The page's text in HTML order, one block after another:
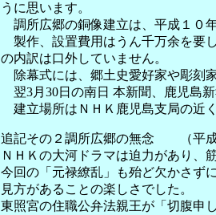
うに思います。
調所広郷の銅像建立は、平成１０
製作、設置費用はうん千万余を要
の内訳は口外していません。
除幕式には、郷土史愛好家や彫刻
翌3月30日の南日 本新聞、鹿児島
建立場所はＮＨＫ鹿児島支局の近
追記その２調所広郷の無念 （平成
ＮＨＫの大河ドラマは迫力があり、
今回の「元禄繚乱」も殆ど欠かさず
見方があることの楽しさでした。
東照宮の住職公弁法親王が「切腹申